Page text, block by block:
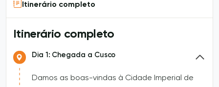
Itinerário completo
Itinerário completo
Dia 1: Chegada a Cusco
Damos as boas-vindas à Cidade Imperial de